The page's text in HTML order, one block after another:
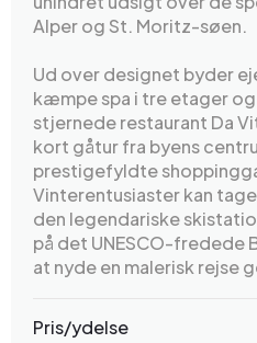
Alper og St. Moritz-søen.
Ud over designet byder
kæmpe spa i tre etager
stjernede restaurant Da
kort gåtur fra byens
prestigefyldte
Vinterentusiaster kan
den legendariske
på det UNESCO-fredede
at nyde en malerisk rejse
Pris/ydelse